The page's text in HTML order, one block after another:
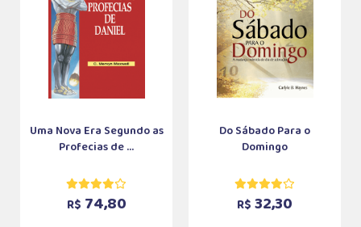
Uma Nova Era Segundo as
Profecias de ...
R$ 74,80
Do Sábado Para o
Domingo
R$ 32,30